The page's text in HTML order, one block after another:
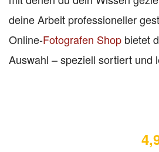
deine Arbeit professioneller
Online-Fotografen Shop bietet
Auswahl – speziell sortiert und